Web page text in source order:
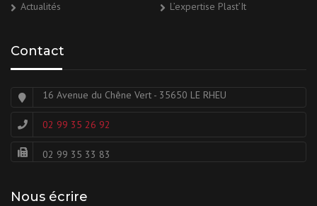
Actualités L’expertise Plast’It
Contact
16 Avenue du Chêne Vert - 35650 LE RHEU
02 99 35 26 92
02 99 35 33 83
Nous écrire